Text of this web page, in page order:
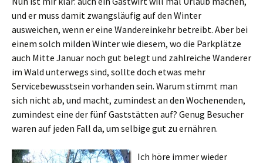
und er muss damit zwangsläufig auf den Winter
ausweichen, wenn er eine Wandereinkehr betreibt. Aber bei
einem solch milden Winter wie diesem, wo die Parkplätze
auch Mitte Januar noch gut belegt und zahlreiche Wanderer
im Wald unterwegs sind, sollte doch etwas mehr
Servicebewusstsein vorhanden sein. Warum stimmt man
sich nicht ab, und macht, zumindest an den Wochenenden,
zumindest eine der fünf Gaststätten auf? Genug Besucher
waren auf jeden Fall da, um selbige gut zu ernähren.
Ich höre immer wieder